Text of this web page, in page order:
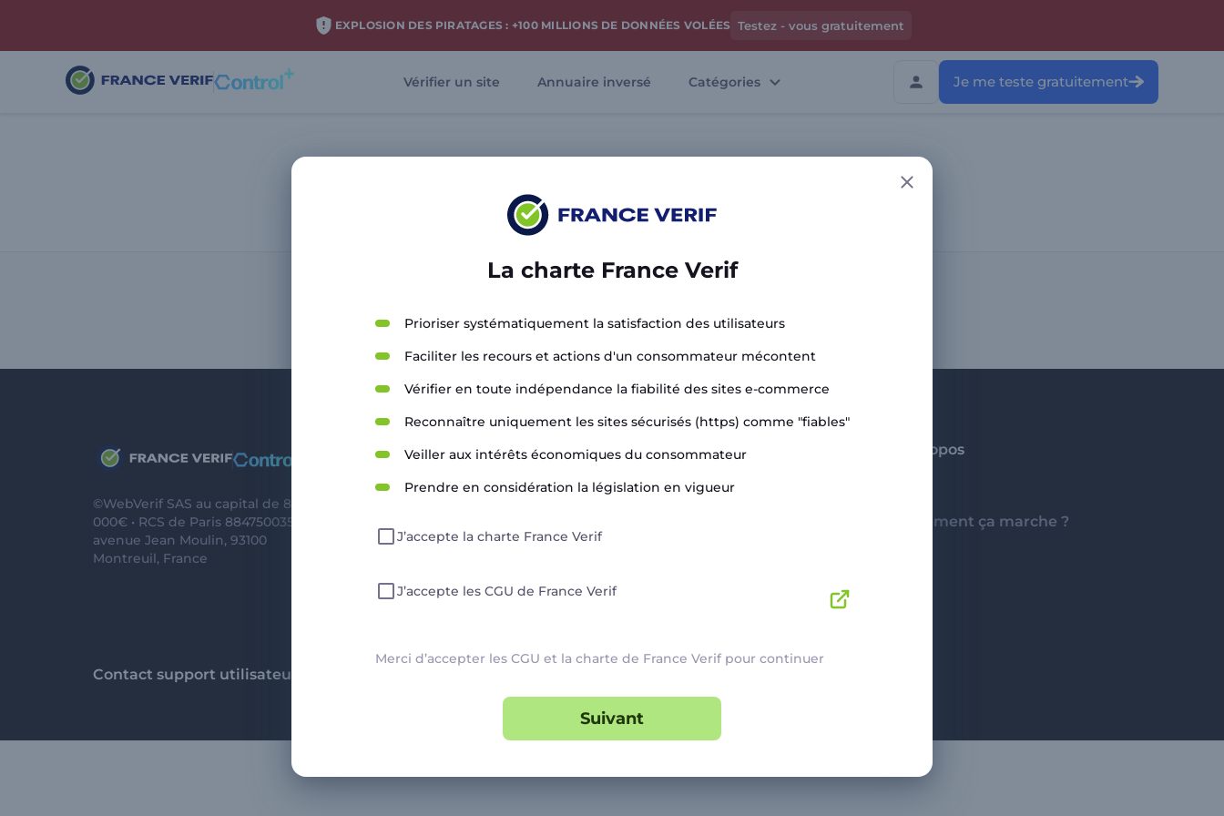
EXPLOSION DES PIRATAGES : +100 MILLIONS DE DONNÉES VOLÉES Testez - vous gratuitement
Vérifier un site Annuaire inversé Catégories Je me teste gratuitement
©WebVerif SAS au capital de 851
000€ • RCS de Paris 884750035 17
avenue Jean Moulin, 93100
Montreuil, France
Ressources
Politique de Confidentialité
Mentions légales
CGV Marchands
Informations
Catégories
A propos
Comment ça marche ?
Contact support utilisateurs
La charte France Verif
Prioriser systématiquement la satisfaction des utilisateurs
Faciliter les recours et actions d'un consommateur mécontent
Vérifier en toute indépendance la fiabilité des sites e-commerce
Reconnaître uniquement les sites sécurisés (https) comme "fiables"
Veiller aux intérêts économiques du consommateur
Prendre en considération la législation en vigueur
J’accepte la charte France Verif
J’accepte les CGU de France Verif
Merci d’accepter les CGU et la charte de France Verif pour continuer
Suivant